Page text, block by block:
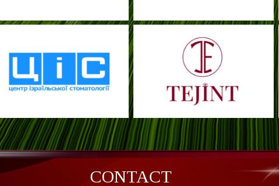
CONTACT